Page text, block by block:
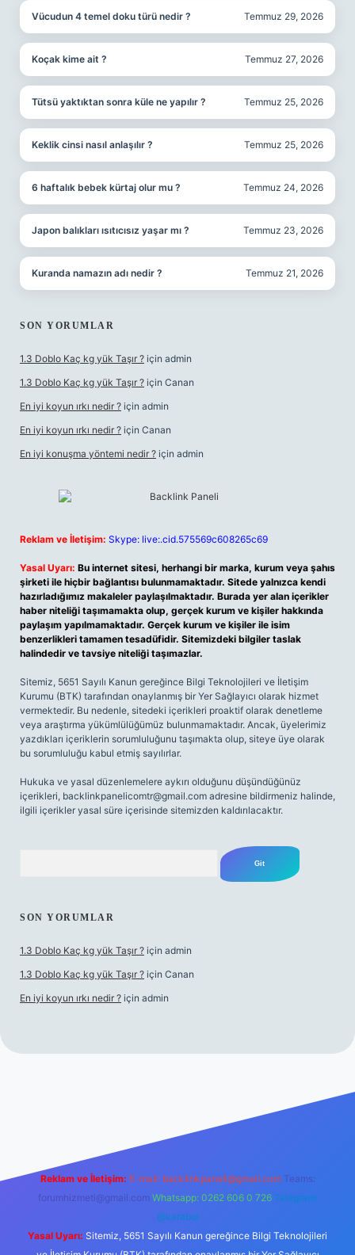
Vücudun 4 temel doku türü nedir ? Temmuz 29, 2026
Koçak kime ait ? Temmuz 27, 2026
Tütsü yaktıktan sonra küle ne yapılır ? Temmuz 25, 2026
Keklik cinsi nasıl anlaşılır ? Temmuz 25, 2026
6 haftalık bebek kürtaj olur mu ? Temmuz 24, 2026
Japon balıkları ısıtıcısız yaşar mı ? Temmuz 23, 2026
Kuranda namazın adı nedir ? Temmuz 21, 2026
SON YORUMLAR
1.3 Doblo Kaç kg yük Taşır ? için admin
1.3 Doblo Kaç kg yük Taşır ? için Canan
En iyi koyun ırkı nedir ? için admin
En iyi koyun ırkı nedir ? için Canan
En iyi konuşma yöntemi nedir ? için admin
Reklam ve İletişim: Skype: live:.cid.575569c608265c69
Yasal Uyarı: Bu internet sitesi, herhangi bir marka, kurum veya şahıs
şirketi ile hiçbir bağlantısı bulunmamaktadır. Sitede yalnızca kendi
hazırladığımız makaleler paylaşılmaktadır. Burada yer alan içerikler
haber niteliği taşımamakta olup, gerçek kurum ve kişiler hakkında
paylaşım yapılmamaktadır. Gerçek kurum ve kişiler ile isim
benzerlikleri tamamen tesadüfidir. Sitemizdeki bilgiler taslak
halindedir ve tavsiye niteliği taşımazlar.
Sitemiz, 5651 Sayılı Kanun gereğince Bilgi Teknolojileri ve İletişim
Kurumu (BTK) tarafından onaylanmış bir Yer Sağlayıcı olarak hizmet
vermektedir. Bu nedenle, sitedeki içerikleri proaktif olarak denetleme
veya araştırma yükümlülüğümüz bulunmamaktadır. Ancak, üyelerimiz
yazdıkları içeriklerin sorumluluğunu taşımakta olup, siteye üye olarak
bu sorumluluğu kabul etmiş sayılırlar.
Hukuka ve yasal düzenlemelere aykırı olduğunu düşündüğünüz
içerikleri, backlinkpanelicomtr@gmail.com adresine bildirmeniz halinde,
ilgili içerikler yasal süre içerisinde sitemizden kaldırılacaktır.
SON YORUMLAR
1.3 Doblo Kaç kg yük Taşır ? için admin
1.3 Doblo Kaç kg yük Taşır ? için Canan
En iyi koyun ırkı nedir ? için admin
Reklam ve İletişim: E-mail: backlinkpaneli@gmail.com Teams:
forumhizmeti@gmail.com Whatsapp: 0262 606 0 726 Telegram:
@karabul
Yasal Uyarı: Sitemiz, 5651 Sayılı Kanun gereğince Bilgi Teknolojileri